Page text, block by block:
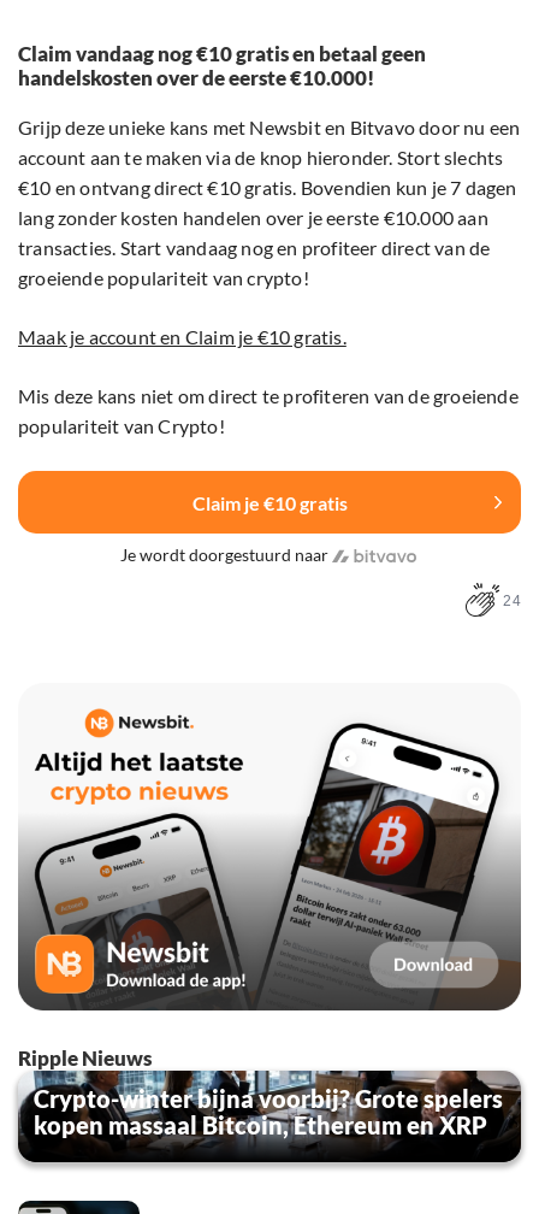
Claim vandaag nog €10 gratis en betaal geen
handelskosten over de eerste €10.000!
Grijp deze unieke kans met Newsbit en Bitvavo door nu een
account aan te maken via de knop hieronder. Stort slechts
€10 en ontvang direct €10 gratis. Bovendien kun je 7 dagen
lang zonder kosten handelen over je eerste €10.000 aan
transacties. Start vandaag nog en profiteer direct van de
groeiende populariteit van crypto!
Maak je account en Claim je €10 gratis.
Mis deze kans niet om direct te profiteren van de groeiende
populariteit van Crypto!
Claim je €10 gratis
Je wordt doorgestuurd naar
24
Ripple Nieuws
Crypto-winter bijna voorbij? Grote spelers
kopen massaal Bitcoin, Ethereum en XRP